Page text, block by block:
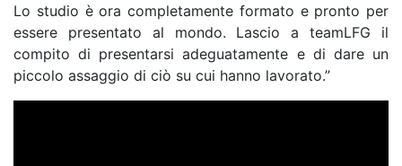
Lo studio è ora completamente formato e pronto per
essere presentato al mondo. Lascio a teamLFG il
compito di presentarsi adeguatamente e di dare un
piccolo assaggio di ciò su cui hanno lavorato.”